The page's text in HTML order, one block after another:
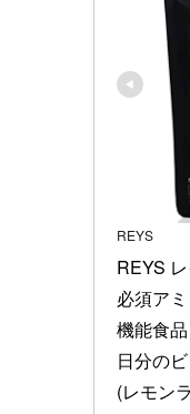
REYS
REYS
必須ア
機能食
日分の
(レモン